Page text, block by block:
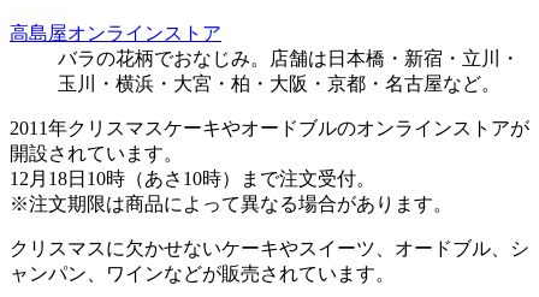
高島屋オンラインストア
バラの花柄でおなじみ。店舗は日本橋・新宿・立川・
玉川・横浜・大宮・柏・大阪・京都・名古屋など。
2011年クリスマスケーキやオードブルのオンラインストアが
開設されています。
12月18日10時（あさ10時）まで注文受付。
※注文期限は商品によって異なる場合があります。
クリスマスに欠かせないケーキやスイーツ、オードブル、シ
ャンパン、ワインなどが販売されています。